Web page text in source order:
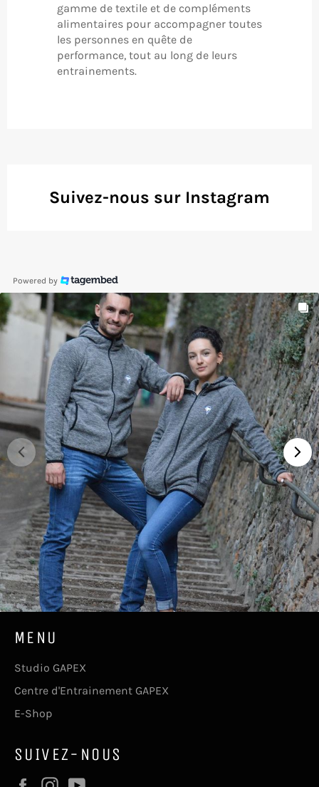
gamme de textile et de compléments
alimentaires pour accompagner toutes
les personnes en quête de
performance, tout au long de leurs
entrainements.
Suivez-nous sur Instagram
Powered by
MENU
Studio GAPEX
Centre d'Entrainement GAPEX
E-Shop
SUIVEZ-NOUS
FacebookInstagram